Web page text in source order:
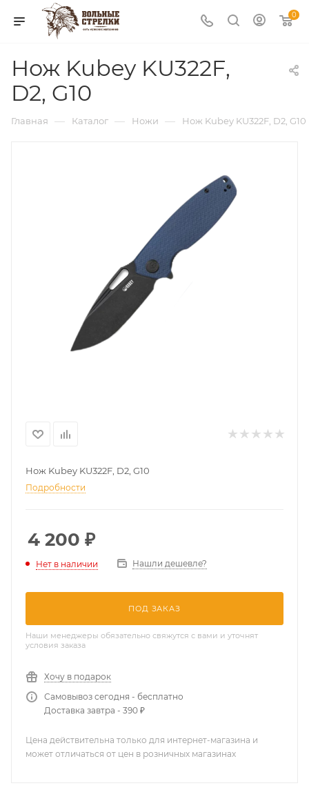
0
Нож Kubey KU322F,
D2, G10
Главная — Каталог — Ножи — Нож Kubey KU322F, D2, G10
Нож Kubey KU322F, D2, G10
Подробности
4 200 ₽
Нет в наличии Нашли дешевле?
ПОД ЗАКАЗ
Наши менеджеры обязательно свяжутся с вами и уточнят
условия заказа
Хочу в подарок
Самовывоз сегодня - бесплатно
Доставка завтра - 390 ₽
Цена действительна только для интернет-магазина и
может отличаться от цен в розничных магазинах